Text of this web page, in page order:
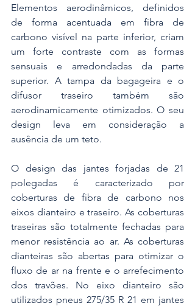
Elementos aerodinâmicos, definidos
de forma acentuada em fibra de
carbono visível na parte inferior, criam
um forte contraste com as formas
sensuais e arredondadas da parte
superior. A tampa da bagageira e o
difusor traseiro também são
aerodinamicamente otimizados. O seu
design leva em consideração a
ausência de um teto.
O design das jantes forjadas de 21
polegadas é caracterizado por
coberturas de fibra de carbono nos
eixos dianteiro e traseiro. As coberturas
traseiras são totalmente fechadas para
menor resistência ao ar. As coberturas
dianteiras são abertas para otimizar o
fluxo de ar na frente e o arrefecimento
dos travões. No eixo dianteiro são
utilizados pneus 275/35 R 21 em jantes